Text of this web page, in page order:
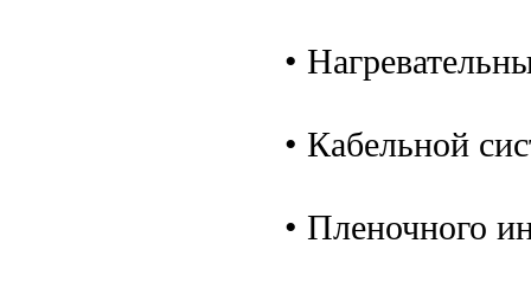
•
• Кабельной
• Пленочного